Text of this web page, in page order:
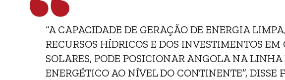
“A CAPACIDADE DE GERAÇÃO DE ENERGIA
RECURSOS HÍDRICOS E DOS INVESTIMENTOS EM
SOLARES, PODE POSICIONAR ANGOLA NA LINHA
ENERGÉTICO AO NÍVEL DO CONTINENTE”, DISSE